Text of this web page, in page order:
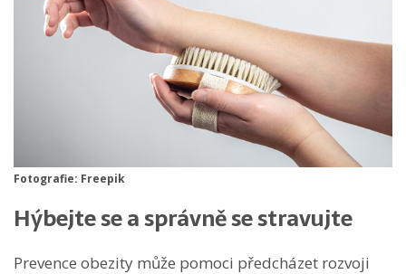
Fotografie: Freepik
Hýbejte se a správně se stravujte
Prevence obezity může pomoci předcházet rozvoji